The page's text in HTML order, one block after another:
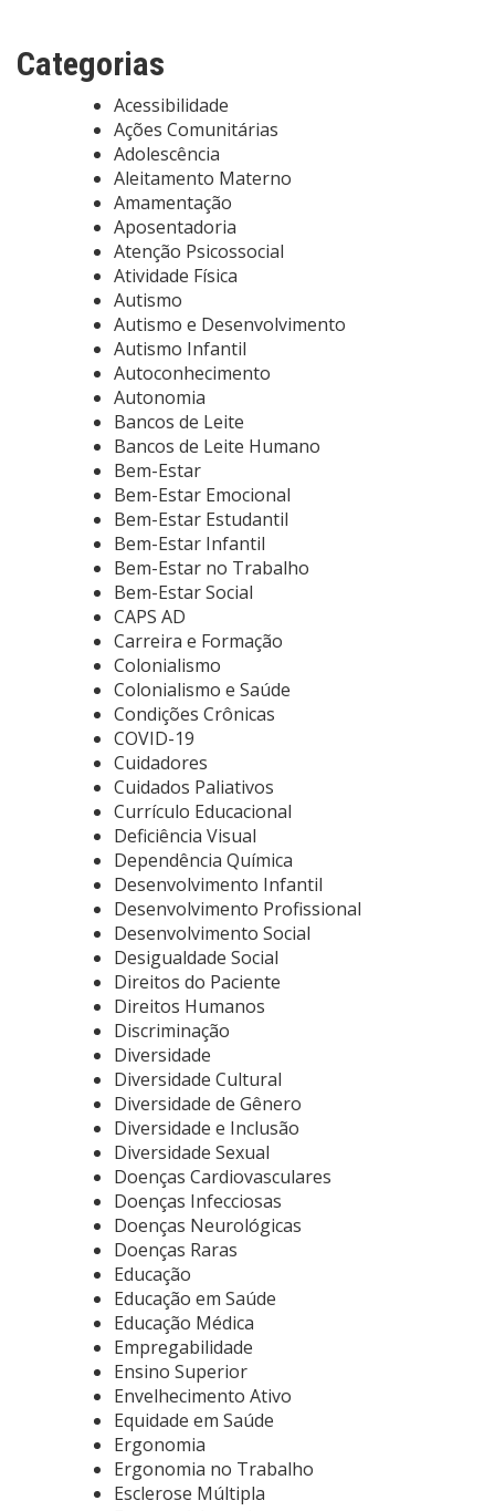
Categorias
Acessibilidade
Ações Comunitárias
Adolescência
Aleitamento Materno
Amamentação
Aposentadoria
Atenção Psicossocial
Atividade Física
Autismo
Autismo e Desenvolvimento
Autismo Infantil
Autoconhecimento
Autonomia
Bancos de Leite
Bancos de Leite Humano
Bem-Estar
Bem-Estar Emocional
Bem-Estar Estudantil
Bem-Estar Infantil
Bem-Estar no Trabalho
Bem-Estar Social
CAPS AD
Carreira e Formação
Colonialismo
Colonialismo e Saúde
Condições Crônicas
COVID-19
Cuidadores
Cuidados Paliativos
Currículo Educacional
Deficiência Visual
Dependência Química
Desenvolvimento Infantil
Desenvolvimento Profissional
Desenvolvimento Social
Desigualdade Social
Direitos do Paciente
Direitos Humanos
Discriminação
Diversidade
Diversidade Cultural
Diversidade de Gênero
Diversidade e Inclusão
Diversidade Sexual
Doenças Cardiovasculares
Doenças Infecciosas
Doenças Neurológicas
Doenças Raras
Educação
Educação em Saúde
Educação Médica
Empregabilidade
Ensino Superior
Envelhecimento Ativo
Equidade em Saúde
Ergonomia
Ergonomia no Trabalho
Esclerose Múltipla